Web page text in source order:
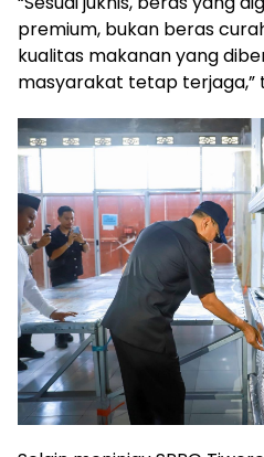
premium, bukan beras
kualitas makanan yang
masyarakat tetap terjaga,”